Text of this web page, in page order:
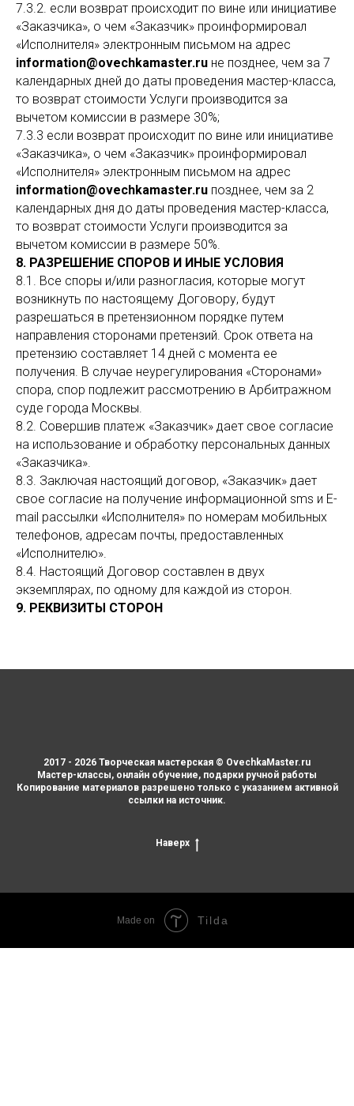
7.3.2. если возврат происходит по вине или инициативе
«Заказчика», о чем «Заказчик» проинформировал
«Исполнителя» электронным письмом на адрес
information@ovechkamaster.ru не позднее, чем за 7
календарных дней до даты проведения мастер-класса,
то возврат стоимости Услуги производится за
вычетом комиссии в размере 30%;
7.3.3 если возврат происходит по вине или инициативе
«Заказчика», о чем «Заказчик» проинформировал
«Исполнителя» электронным письмом на адрес
information@ovechkamaster.ru позднее, чем за 2
календарных дня до даты проведения мастер-класса,
то возврат стоимости Услуги производится за
вычетом комиссии в размере 50%.
8. РАЗРЕШЕНИЕ СПОРОВ И ИНЫЕ УСЛОВИЯ
8.1. Все споры и/или разногласия, которые могут
возникнуть по настоящему Договору, будут
разрешаться в претензионном порядке путем
направления сторонами претензий. Срок ответа на
претензию составляет 14 дней с момента ее
получения. В случае неурегулирования «Сторонами»
спора, спор подлежит рассмотрению в Арбитражном
суде города Москвы.
8.2. Совершив платеж «Заказчик» дает свое согласие
на использование и обработку персональных данных
«Заказчика».
8.3. Заключая настоящий договор, «Заказчик» дает
свое согласие на получение информационной sms и E-
mail рассылки «Исполнителя» по номерам мобильных
телефонов, адресам почты, предоставленных
«Исполнителю».
8.4. Настоящий Договор составлен в двух
экземплярах, по одному для каждой из сторон.
9. РЕКВИЗИТЫ СТОРОН
2017 - 2026 Творческая мастерская © OvechkaMaster.ru
Мастер-классы, онлайн обучение, подарки ручной работы
Копирование материалов разрешено только с указанием активной
ссылки на источник.
Наверх
Made on Tilda